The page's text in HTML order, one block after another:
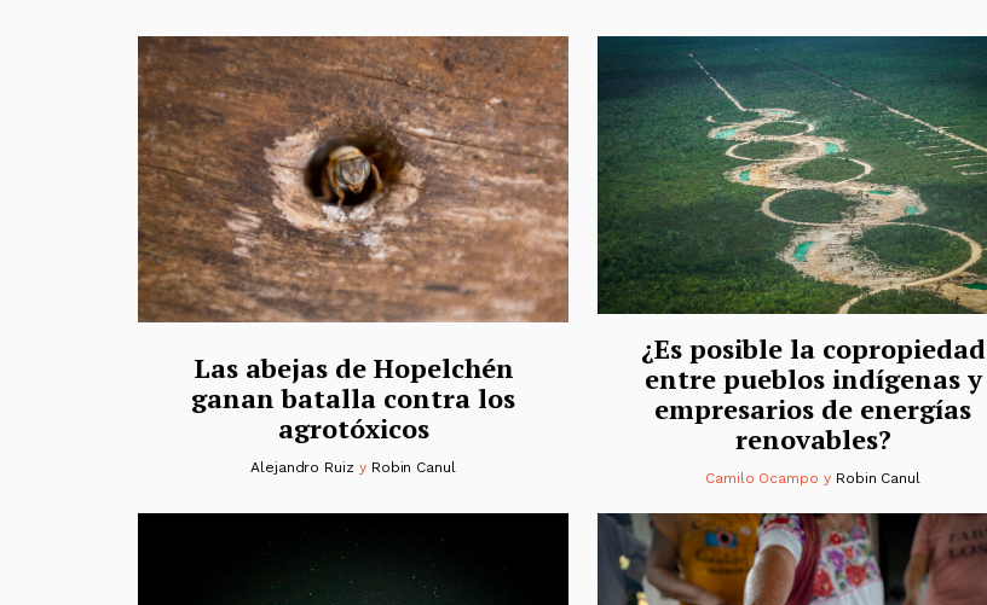
Las abejas de Hopelchén
ganan batalla contra los
agrotóxicos
Alejandro Ruiz y Robin Canul
¿Es posible la copropiedad
entre pueblos indígenas y
empresarios de energías
renovables?
Camilo Ocampo y Robin Canul